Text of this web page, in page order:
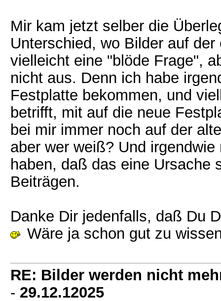
Mir kam jetzt selber die
Unterschied, wo Bilder auf
vielleicht eine "blöde Frage",
nicht aus. Denn ich habe
Festplatte bekommen, und
betrifft, mit auf die neue
bei mir immer noch auf der
aber wer weiß? Und
haben, daß das eine Ursache
Beiträgen.
Danke Dir jedenfalls, daß Du
Wäre ja schon gut zu
RE: Bilder werden nicht
- 29.12.12025